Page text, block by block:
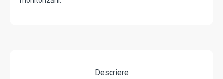
Descriere